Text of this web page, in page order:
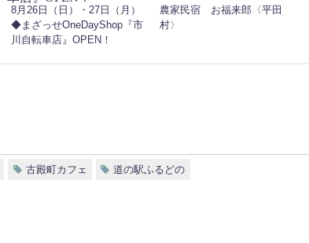
8月26日（日）・27日（月）
◆まざっせOneDayShop『市
川自転車店』OPEN！
農家民宿 お福来郎〈平田
村〉
古殿町カフェ 道の駅ふるどの